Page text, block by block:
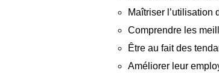
Maîtriser l’utilisation
Comprendre les
Être au fait des
Améliorer leur